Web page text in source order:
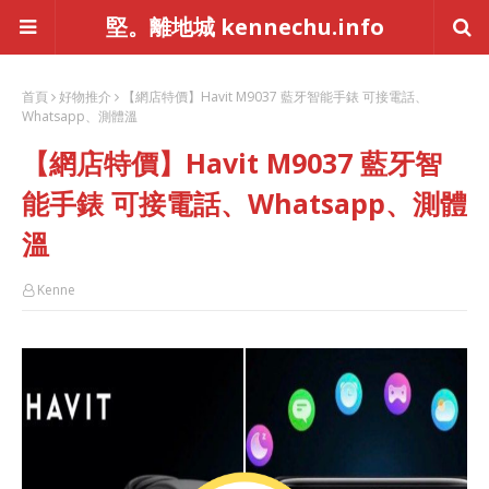
堅。離地城 kennechu.info
首頁 好物推介
【網店特價】Havit M9037 藍牙智能手錶 可接電話、
Whatsapp、測體溫
【網店特價】Havit M9037 藍牙智
能手錶 可接電話、Whatsapp、測體
溫
Kenne